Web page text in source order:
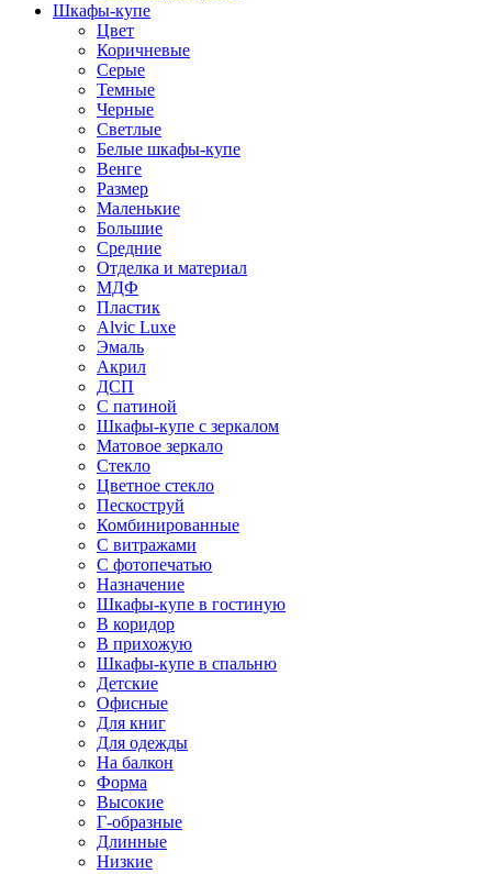
Шкафы-купе
Цвет
Коричневые
Серые
Темные
Черные
Светлые
Белые шкафы-купе
Венге
Размер
Маленькие
Большие
Средние
Отделка и материал
МДФ
Пластик
Alvic Luxe
Эмаль
Акрил
ДСП
С патиной
Шкафы-купе с зеркалом
Матовое зеркало
Стекло
Цветное стекло
Пескоструй
Комбинированные
С витражами
С фотопечатью
Назначение
Шкафы-купе в гостиную
В коридор
В прихожую
Шкафы-купе в спальню
Детские
Офисные
Для книг
Для одежды
На балкон
Форма
Высокие
Г-образные
Длинные
Низкие